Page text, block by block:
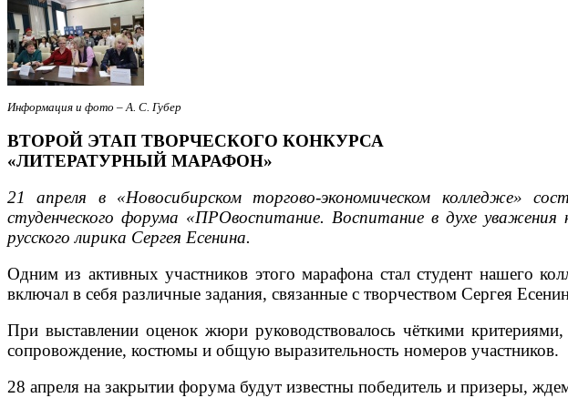
Информация и фото – А. С. Губер
ВТОРОЙ ЭТАП ТВОРЧЕСКОГО КОНКУРСА
«ЛИТЕРАТУРНЫЙ МАРАФОН»
21 апреля в «Новосибирском торгово-экономическом колледже»
студенческого форума «ПРОвоспитание. Воспитание в духе
русского лирика Сергея Есенина.
Одним из активных участников этого марафона стал студент нашего
включал в себя различные задания, связанные с творчеством Сергея
При выставлении оценок жюри руководствовалось чёткими
сопровождение, костюмы и общую выразительность номеров участников.
28 апреля на закрытии форума будут известны победитель и призеры,